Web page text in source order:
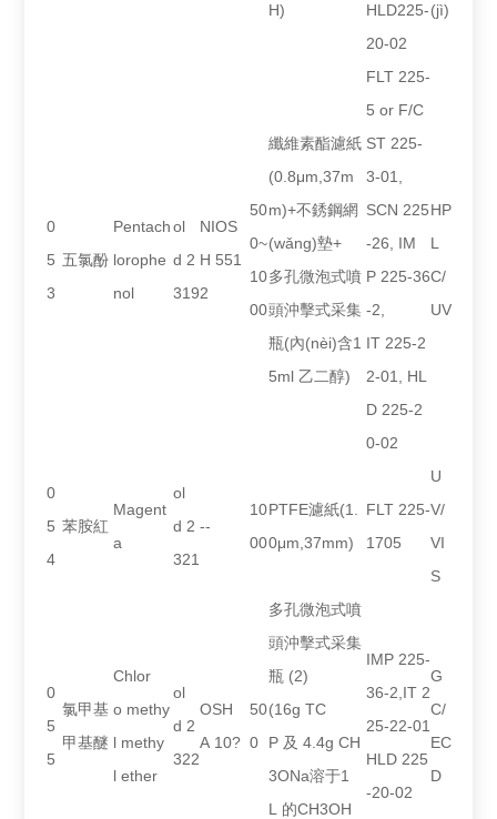
H)
HLD225-
20-02
(jì)
0
5
3
五氯酚
Pentach
lorophe
nol
ol
d 2
319
NIOS
H 551
2
50
0~
10
00
纖維素酯濾紙
(0.8μm,37m
m)+不銹鋼網
(wǎng)墊+
多孔微泡式噴
頭沖擊式采集
瓶(內(nèi)含1
5ml 乙二醇)
FLT 225-
5 or F/C
ST 225-
3-01,
SCN 225
-26, IM
P 225-36
-2,
IT 225-2
2-01, HL
D 225-2
0-02
HP
L
C/
UV
0
5
4
苯胺紅
Magent
a
ol
d 2
321
--
10
00
PTFE濾紙(1.
0μm,37mm)
FLT 225-
1705
U
V/
VI
S
0
5
5
氯甲基
甲基醚
Chlor
o methy
l methy
l ether
ol
d 2
322
OSH
A 10?
50
0
多孔微泡式噴
頭沖擊式采集
瓶 (2)
(16g TC
P 及 4.4g CH
3ONa溶于1
L 的CH3OH
IMP 225-
36-2,IT 2
25-22-01
HLD 225
-20-02
G
C/
EC
D